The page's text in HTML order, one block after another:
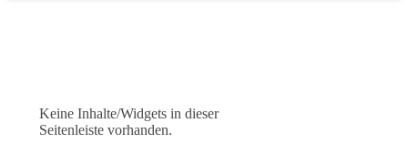
Keine Inhalte/Widgets in dieser
Seitenleiste vorhanden.